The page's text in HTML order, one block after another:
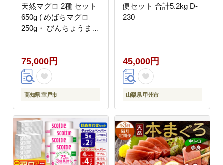
天然マグロ 2種 セット
650g ( めばちマグロ
250g・ びんちょうまぐ
まぐろ 鮪 魚 魚介類 刺
身 海鮮 まぐろ丼 手巻
き寿司 海鮮丼 冷凍 サ
ク 送料無料 目鉢 ビン
頒布会 人気 定期便 数
量限定 期間限定 訳アリ
訳あり わけあり 高知県
室戸市
75,000円
高知県 室戸市
便セット 合計5.2kg D-
230
45,000円
山梨県 甲州市